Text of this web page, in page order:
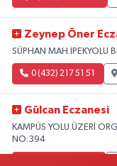
Zeynep Öner
SÜPHAN MAH.İPEKYOLU
0 (432) 217 51 51
Gülcan Eczanesi
KAMPÜS YOLU ÜZERİ
NO:394